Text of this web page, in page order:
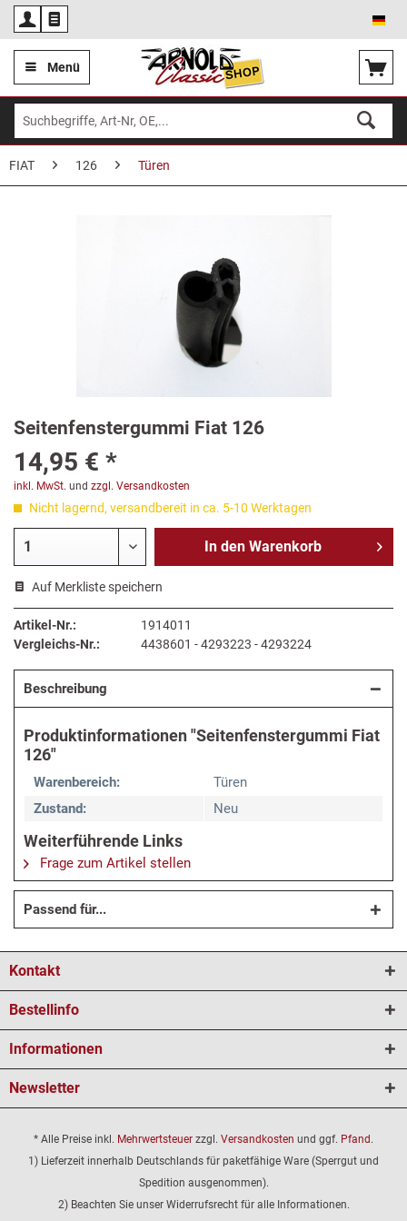
Menü
FIAT 126 Türen
Seitenfenstergummi Fiat 126
14,95 € *
inkl. MwSt. und zzgl. Versandkosten
Nicht lagernd, versandbereit in ca. 5-10 Werktagen
In den Warenkorb
Auf Merkliste speichern
Artikel-Nr.:
1914011
Vergleichs-Nr.:
4438601 - 4293223 - 4293224
Beschreibung
Produktinformationen "Seitenfenstergummi Fiat
126"
Warenbereich:
Türen
Zustand:
Neu
Weiterführende Links
Frage zum Artikel stellen
Passend für...
Kontakt
Bestellinfo
Informationen
Newsletter
* Alle Preise inkl. Mehrwertsteuer zzgl. Versandkosten und ggf. Pfand.
1) Lieferzeit innerhalb Deutschlands für paketfähige Ware (Sperrgut und
Spedition ausgenommen).
2) Beachten Sie unser Widerrufsrecht für alle Informationen.